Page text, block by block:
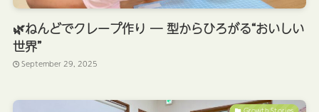
🌿ねんどでクレープ作り ― 型からひろがる“おいしい
世界”
September 29, 2025
Growth Stories